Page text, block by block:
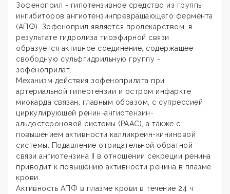
Зофеноприл - гипотензивное средство из группы
ингибиторов ангиотензинпревращающего фермента
(АПФ). Зофеноприл является пролекарством; в
результате гидролиза тиоэфирной связи
образуется активное соединение, содержащее
свободную сульфгидрильную группу -
зофеноприлат.
Механизм действия зофеноприлата при
артериальной гипертензии и остром инфаркте
миокарда связан, главным образом, с супрессией
циркулирующей ренин-ангиотензин-
альдостероновой системы (РААС), а также с
повышением активности калликреин-кининовой
системы. Подавление отрицательной обратной
связи ангиотензина II в отношении секреции ренина
приводит к повышению активности ренина в плазме
крови.
Активность АПФ в плазме крови в течение 24 ч